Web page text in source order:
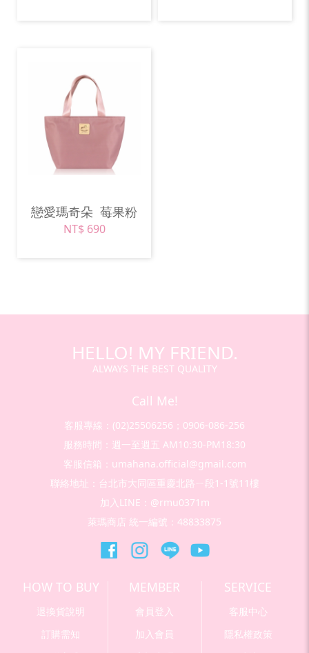
戀愛瑪奇朵 莓果粉
NT$ 690
HELLO! MY FRIEND.
ALWAYS THE BEST QUALITY
Call Me!
客服專線：(02)25506256；0906-086-256
服務時間：週一至週五 AM10:30-PM18:30
客服信箱：umahana.official@gmail.com
聯絡地址：台北市大同區重慶北路ㄧ段1-1號11樓
加入LINE：@rmu0371m
萊瑪商店 統一編號：48833875
HOW TO BUY
退換貨說明
訂購需知
MEMBER
會員登入
加入會員
SERVICE
客服中心
隱私權政策